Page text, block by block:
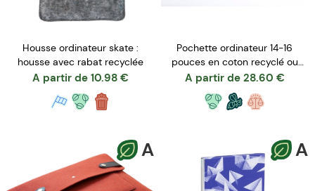
Housse ordinateur skate :
housse avec rabat recyclée
A partir de 10.98 €
Pochette ordinateur 14-16
pouces en coton recyclé ou
denim upcyclé
A partir de 28.60 €
A A